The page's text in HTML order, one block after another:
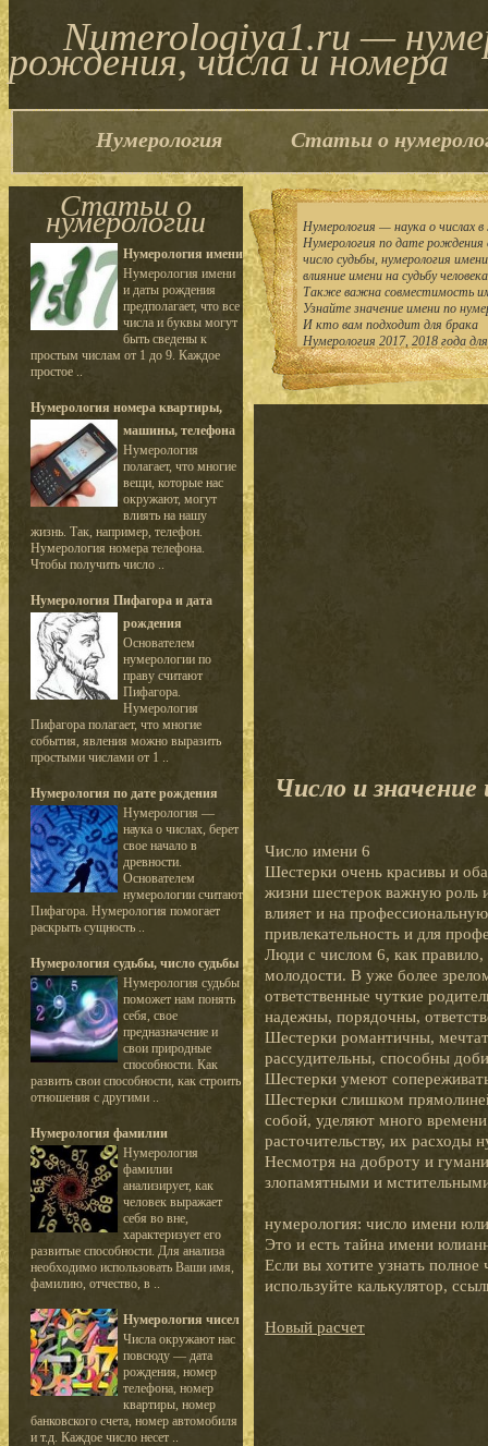
Numerologiya1.ru —
рождения, числа и номера
Нумерология Статьи о
Статьи о
нумерологии
Нумерология имени
Нумерология имени
и даты рождения
предполагает, что все
числа и буквы могут
быть сведены к
простым числам от 1 до 9. Каждое
простое ..
Нумерология номера квартиры,
машины, телефона
Нумерология
полагает, что многие
вещи, которые нас
окружают, могут
влиять на нашу
жизнь. Так, например, телефон.
Нумерология номера телефона.
Чтобы получить число ..
Нумерология Пифагора и дата
рождения
Основателем
нумерологии по
праву считают
Пифагора.
Нумерология
Пифагора полагает, что многие
события, явления можно выразить
простыми числами от 1 ..
Нумерология по дате рождения
Нумерология —
наука о числах, берет
свое начало в
древности.
Основателем
нумерологии считают
Пифагора. Нумерология помогает
раскрыть сущность ..
Нумерология судьбы, число судьбы
Нумерология судьбы
поможет нам понять
себя, свое
предназначение и
свои природные
способности. Как
развить свои способности, как строить
отношения с другими ..
Нумерология фамилии
Нумерология
фамилии
анализирует, как
человек выражает
себя во вне,
характеризует его
развитые способности. Для анализа
необходимо использовать Ваши имя,
фамилию, отчество, в ..
Нумерология чисел
Числа окружают нас
повсюду — дата
рождения, номер
телефона, номер
квартиры, номер
банковского счета, номер автомобиля
и т.д. Каждое число несет ..
Нумерология — наука о числах в
Нумерология по дате
число судьбы, нумерология
влияние имени на судьбу
Также важна совместимость
Узнайте значение имени по
И кто вам подходит для брака
Нумерология 2017, 2018 года
Число и
Число имени 6
Шестерки очень красивы и
жизни шестерок важную роль
влияет и на
привлекательность и для
Люди с числом 6, как
молодости. В уже более
ответственные чуткие
надежны, порядочны,
Шестерки романтичны,
рассудительны, способны
Шестерки умеют
Шестерки слишком
собой, уделяют много
расточительству, их расходы
Несмотря на доброту и
злопамятными и
нумерология: число имени
Это и есть тайна имени
Если вы хотите узнать
используйте калькулятор,
Новый расчет